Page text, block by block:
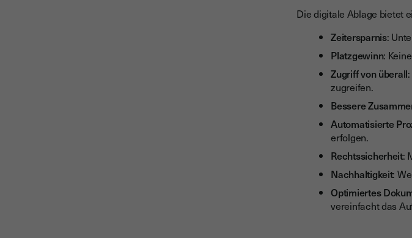
Die digitale Ablage bietet
Zeitersparnis:
Platzgewinn:
Zugriff von überall
zugreifen.
Bessere
Automatisierte
erfolgen.
Rechtssicherheit:
Nachhaltigkeit:
Optimiertes
vereinfacht das